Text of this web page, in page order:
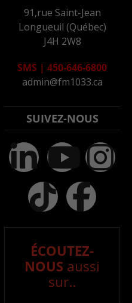
91,rue Saint-Jean
Longueuil (Québec)
J4H 2W8
SMS | 450-646-6800
admin@fm1033.ca
SUIVEZ-NOUS
ÉCOUTEZ-
NOUS aussi
sur..